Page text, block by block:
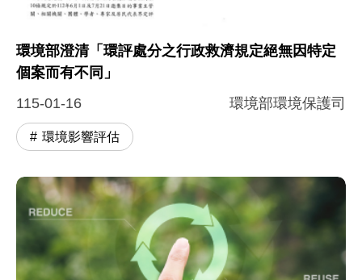
環境部澄清「環評處分之行政救濟規定絕無因特定
個案而有不同」
115-01-16
環境部環境保護司
環境影響評估